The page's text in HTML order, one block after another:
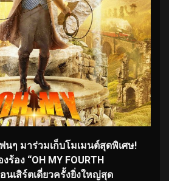
นๆ มาร่วมเก็บโมเมนต์สุดพิเศษ!
อง “OH MY FOURTH
นเสิร์ตเดี่ยวครั้งยิ่งใหญ่สุด